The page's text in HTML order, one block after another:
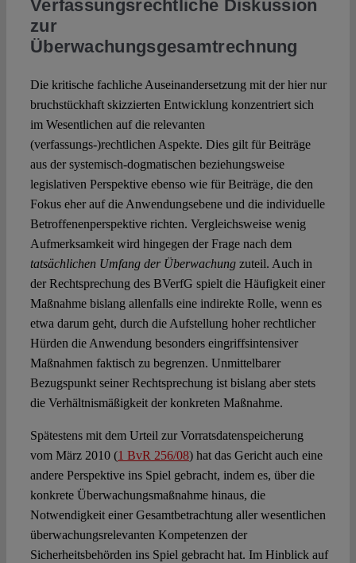
Verfassungsrechtliche Diskussion
zur
Überwachungsgesamtrechnung
Die kritische fachliche Auseinandersetzung mit der hier nur
bruchstückhaft skizzierten Entwicklung konzentriert sich
im Wesentlichen auf die relevanten
(verfassungs-)rechtlichen Aspekte. Dies gilt für Beiträge
aus der systemisch-dogmatischen beziehungsweise
legislativen Perspektive ebenso wie für Beiträge, die den
Fokus eher auf die Anwendungsebene und die individuelle
Betroffenenperspektive richten. Vergleichsweise wenig
Aufmerksamkeit wird hingegen der Frage nach dem
tatsächlichen Umfang der Überwachung zuteil. Auch in
der Rechtsprechung des BVerfG spielt die Häufigkeit einer
Maßnahme bislang allenfalls eine indirekte Rolle, wenn es
etwa darum geht, durch die Aufstellung hoher rechtlicher
Hürden die Anwendung besonders eingriffsintensiver
Maßnahmen faktisch zu begrenzen. Unmittelbarer
Bezugspunkt seiner Rechtsprechung ist bislang aber stets
die Verhältnismäßigkeit der konkreten Maßnahme.
Spätestens mit dem Urteil zur Vorratsdatenspeicherung
vom März 2010 (1 BvR 256/08) hat das Gericht auch eine
andere Perspektive ins Spiel gebracht, indem es, über die
konkrete Überwachungsmaßnahme hinaus, die
Notwendigkeit einer Gesamtbetrachtung aller wesentlichen
überwachungsrelevanten Kompetenzen der
Sicherheitsbehörden ins Spiel gebracht hat. Im Hinblick auf